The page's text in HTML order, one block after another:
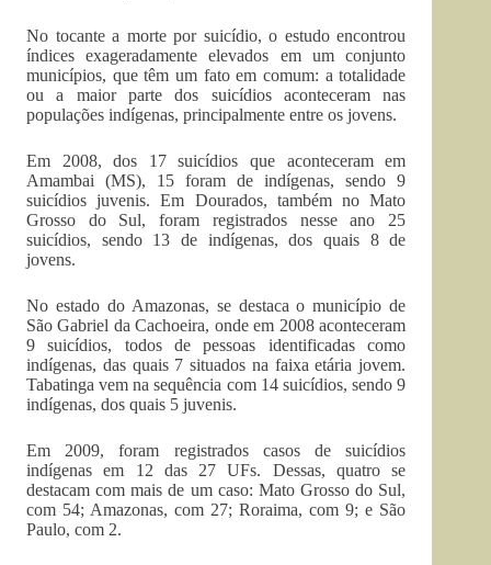
No tocante a morte por suicídio, o estudo encontrou
índices exageradamente elevados em um conjunto
municípios, que têm um fato em comum: a totalidade
ou a maior parte dos suicídios aconteceram nas
populações indígenas, principalmente entre os jovens.
Em 2008, dos 17 suicídios que aconteceram em
Amambai (MS), 15 foram de indígenas, sendo 9
suicídios juvenis. Em Dourados, também no Mato
Grosso do Sul, foram registrados nesse ano 25
suicídios, sendo 13 de indígenas, dos quais 8 de
jovens.
No estado do Amazonas, se destaca o município de
São Gabriel da Cachoeira, onde em 2008 aconteceram
9 suicídios, todos de pessoas identificadas como
indígenas, das quais 7 situados na faixa etária jovem.
Tabatinga vem na sequência com 14 suicídios, sendo 9
indígenas, dos quais 5 juvenis.
Em 2009, foram registrados casos de suicídios
indígenas em 12 das 27 UFs. Dessas, quatro se
destacam com mais de um caso: Mato Grosso do Sul,
com 54; Amazonas, com 27; Roraima, com 9; e São
Paulo, com 2.